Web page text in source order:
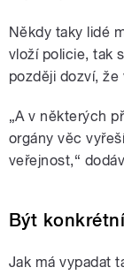
Někdy taky lidé
vloží policie, tak
později dozví, že
„A v některých
orgány věc
veřejnost,“
Být
Jak má vypadat